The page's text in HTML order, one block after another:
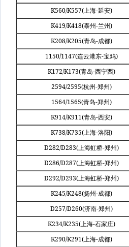
K560/K557(上海-延安)
K419/K418(泰州-兰州)
K208/K205(青岛-成都)
1150/1147(连云港东-宝鸡)
K172/K173(青岛-西宁西)
2594/2595(杭州-郑州)
1564/1565(青岛-郑州)
K914/K911(青岛-西安)
K738/K735(上海-洛阳)
D282/D283(上海虹桥-郑州)
D286/D287(上海虹桥-郑州)
D292/D293(上海虹桥-郑州)
K245/K248(扬州-成都)
D257/D260(济南-郑州)
K234/K235(上海-石家庄)
K290/K291(上海-成都)